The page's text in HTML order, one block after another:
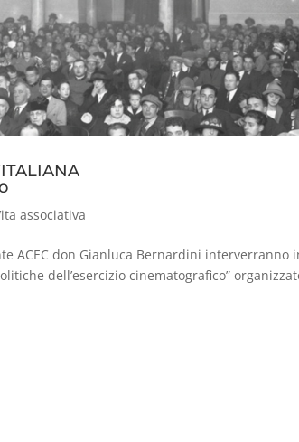
associativa
ACEC don Gianluca Bernardini interverranno
dell’esercizio cinematografico”